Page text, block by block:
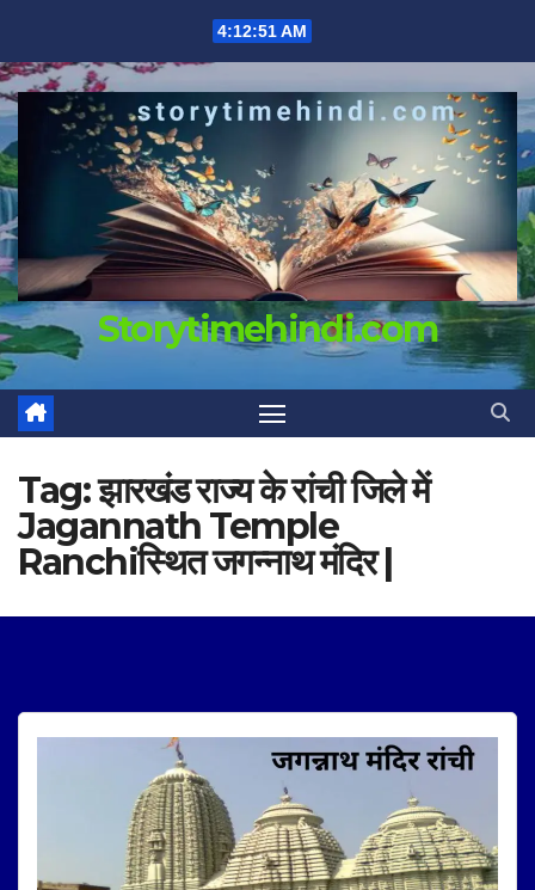
content
4:12:52 AM
Storytimehindi.com
Tag:झारखंड राज्य के रांची जिले में
Jagannath Temple
Ranchiस्थित जगन्नाथ मंदिर |